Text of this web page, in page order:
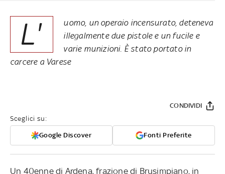
L'
uomo, un operaio incensurato, deteneva
illegalmente due pistole e un fucile e
varie munizioni. È stato portato in
carcere a Varese
Sceglici su:
Google Discover Fonti Preferite
CONDIVIDI
Un 40enne di Ardena, frazione di Brusimpiano, in